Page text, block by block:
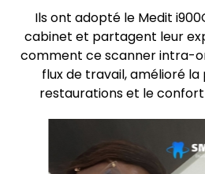
Ils ont adopté le Medit
cabinet et partagent leur
comment ce scanner intra-
flux de travail, amélioré la
restaurations et le